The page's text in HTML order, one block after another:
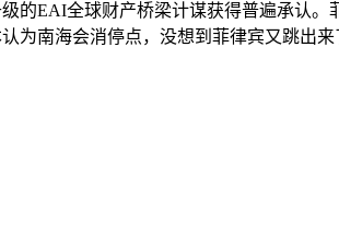
的EAI全球财产桥梁计谋获得普遍承认
为南海会消停点，没想到菲律宾又跳出来